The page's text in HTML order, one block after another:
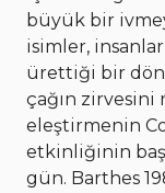
büyük bir
isimler,
ürettiği bir
çağın zirvesini
eleştirmenin
etkinliğinin
gün. Barthes